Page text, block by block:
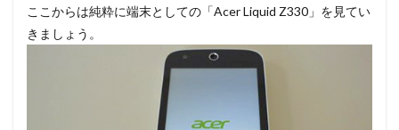
ここからは純粋に端末としての「Acer Liquid Z330」を見てい
きましょう。